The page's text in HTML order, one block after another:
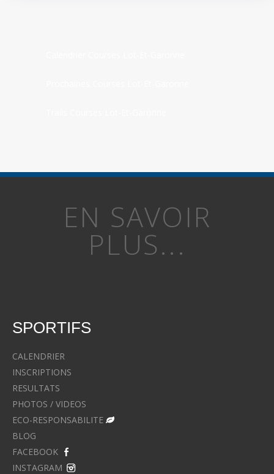
EN SAVOIR
PLUS...
SPORTIFS
CALENDRIER
INSCRIPTIONS
RESULTATS
PHOTOS / VIDEOS
ECO-RESPONSABILITE
BLOG
FACEBOOK
INSTAGRAM